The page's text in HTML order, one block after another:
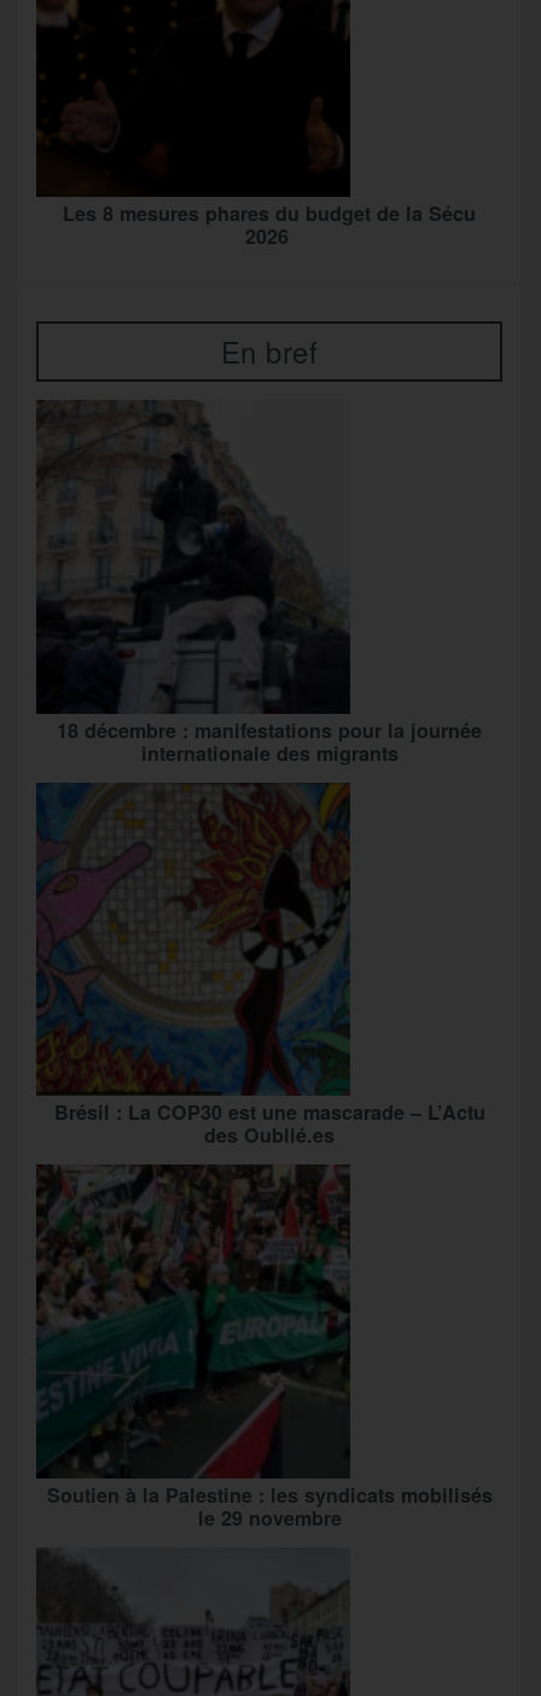
Les 8 mesures phares du budget de la Sécu
2026
En bref
18 décembre : manifestations pour la journée
internationale des migrants
Brésil : La COP30 est une mascarade – L’Actu
des Oublié.es
Soutien à la Palestine : les syndicats mobilisés
le 29 novembre